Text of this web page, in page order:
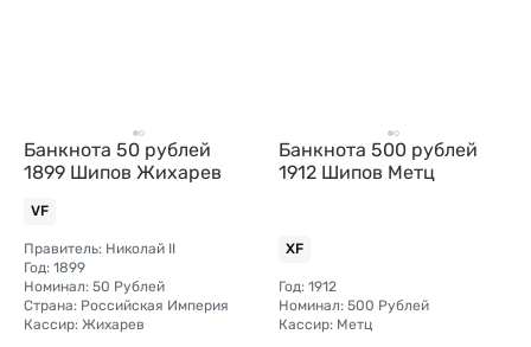
Банкнота 50 рублей
1899 Шипов Жихарев
VF
Правитель: Николай II
Год: 1899
Номинал: 50 Рублей
Страна: Российская Империя
Кассир: Жихарев
Банкнота 500 рублей
1912 Шипов Метц
XF
Год: 1912
Номинал: 500 Рублей
Кассир: Метц